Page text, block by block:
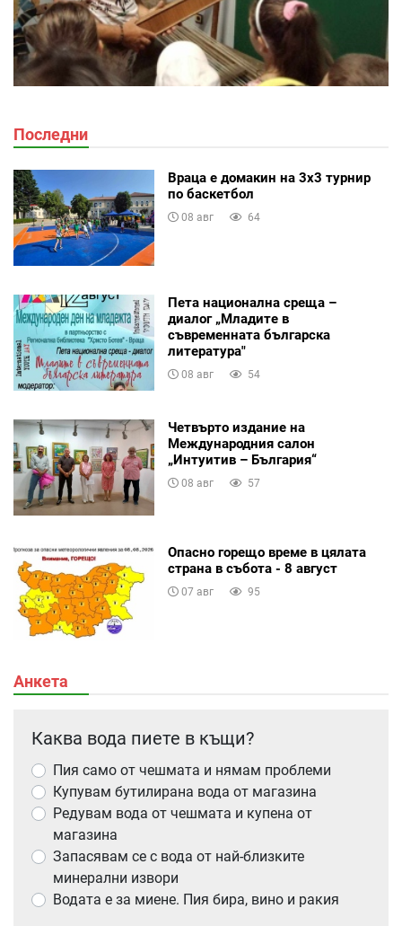
Последни
Враца е домакин на 3х3 турнир
по баскетбол
08 авг 64
Пета национална среща –
диалог „Младите в
съвременната българска
литература"
08 авг 54
Четвърто издание на
Международния салон
„Интуитив – България“
08 авг 57
Опасно горещо време в цялата
страна в събота - 8 август
07 авг 95
Анкета
Каква вода пиете в къщи?
Пия само от чешмата и нямам проблеми
Купувам бутилирана вода от магазина
Редувам вода от чешмата и купена от
магазина
Запасявам се с вода от най-близките
минерални извори
Водата е за миене. Пия бира, вино и ракия